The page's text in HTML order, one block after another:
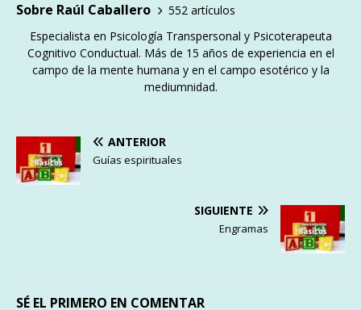
Sobre Raúl Caballero
552 artículos
Especialista en Psicología Transpersonal y Psicoterapeuta
Cognitivo Conductual. Más de 15 años de experiencia en el
campo de la mente humana y en el campo esotérico y la
mediumnidad.
ANTERIOR
Guías espirituales
SIGUIENTE
Engramas
SÉ EL PRIMERO EN COMENTAR